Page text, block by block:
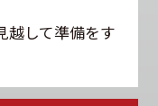
越して準備をす